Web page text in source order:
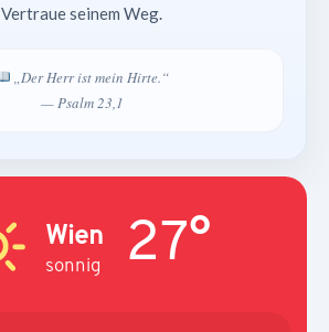
Vertraue seinem Weg.
„Der Herr ist mein Hirte.“
— Psalm 23,1
Wien
sonnig 27°